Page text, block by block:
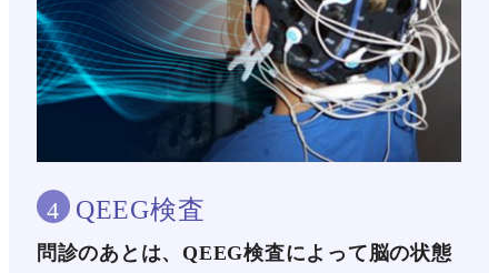
4 QEEG検査
問診のあとは、QEEG検査によって脳の状態